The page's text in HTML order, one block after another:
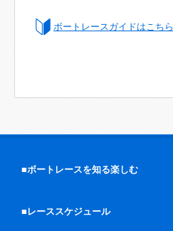
ボートレースガイドはこちら
■ボートレースを知る楽しむ
■レーススケジュール